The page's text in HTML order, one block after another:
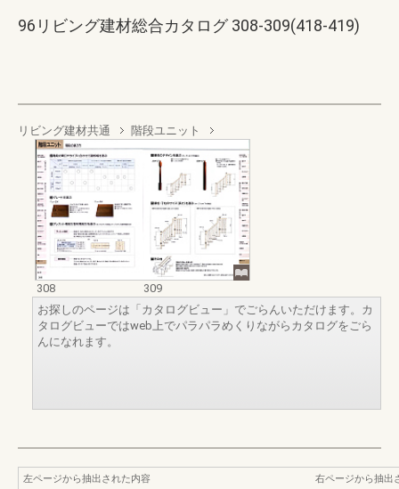
96リビング建材総合カタログ 308-309(418-419)
リビング建材共通 階段ユニット
308
309
お探しのページは「カタログビュー」でごらんいただけます。カ
タログビューではweb上でパラパラめくりながらカタログをごら
んになれます。
左ページから抽出された内容
右ページから抽出